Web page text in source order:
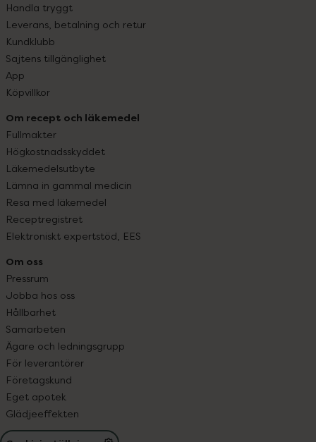
Handla tryggt
Leverans, betalning och retur
Kundklubb
Sajtens tillgänglighet
App
Köpvillkor
Om recept och läkemedel
Fullmakter
Högkostnadsskyddet
Läkemedelsutbyte
Lämna in gammal medicin
Resa med läkemedel
Receptregistret
Elektroniskt expertstöd, EES
Om oss
Pressrum
Jobba hos oss
Hållbarhet
Samarbeten
Ägare och ledningsgrupp
För leverantörer
Företagskund
Eget apotek
Glädjeeffekten